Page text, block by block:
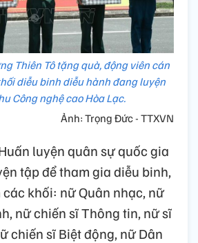
Thiên Tô tặng quà, động viên cán
diễu binh diễu hành đang luyện
Công nghệ cao Hòa Lạc.
Ảnh: Trọng Đức - TTXVN
luyện quân sự quốc gia
tập để tham gia diễu binh,
khối: nữ Quân nhạc, nữ
nữ chiến sĩ Thông tin, nữ sĩ
chiến sĩ Biệt động, nữ Dân